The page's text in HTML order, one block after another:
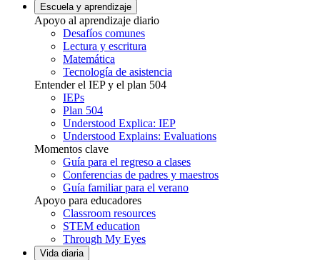
Escuela y aprendizaje
Apoyo al aprendizaje diario
Desafíos comunes
Lectura y escritura
Matemática
Tecnología de asistencia
Entender el IEP y el plan 504
IEPs
Plan 504
Understood Explica: IEP
Understood Explains: Evaluations
Momentos clave
Guía para el regreso a clases
Conferencias de padres y maestros
Guía familiar para el verano
Apoyo para educadores
Classroom resources
STEM education
Through My Eyes
Vida diaria